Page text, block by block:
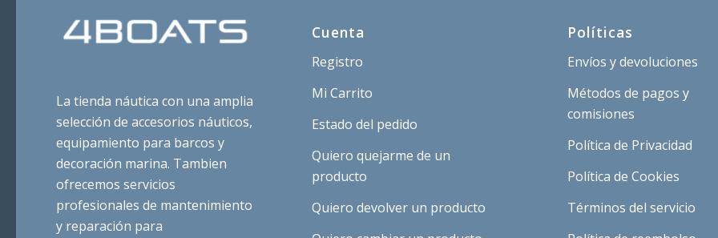
La tienda náutica con una amplia
selección de accesorios náuticos,
equipamiento para barcos y
decoración marina. Tambien
ofrecemos servicios
profesionales de mantenimiento
y reparación para
Cuenta
Registro
Mi Carrito
Estado del pedido
Quiero quejarme de un
producto
Quiero devolver un producto
Políticas
Envíos y devoluciones
Métodos de pagos y
comisiones
Política de Privacidad
Política de Cookies
Términos del servicio